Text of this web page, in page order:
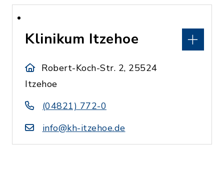
Klinikum Itzehoe
Robert-Koch-Str. 2, 25524
Itzehoe
(04821) 772-0
info@kh-itzehoe.de